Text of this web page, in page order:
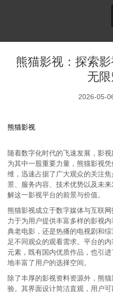
熊猫影视：探索
无
2026-05-
熊猫影视
随着数字化时代的飞速发展，影
为其中一股重要力量，熊猫影视
维，迅速占据了广大观众的关注
景、服务内容、技术优势以及未
解这一影视平台的前景与价值。
熊猫影视成立于数字媒体与互联
力于为用户提供丰富多样的影视
典老电影，还是热播的电视剧和
足不同观众的观看需求。平台的
元素，既有国内优质作品，也引
地丰富了用户的选择空间。
除了丰厚的影视资料资源外，熊
验。其界面设计简洁直观，用户